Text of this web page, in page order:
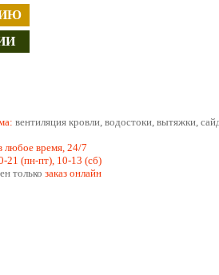
вентиляция кровли, водостоки, вытяжки,
любое время, 24/7
21 (пн-пт), 10-13 (сб)
только заказ онлайн